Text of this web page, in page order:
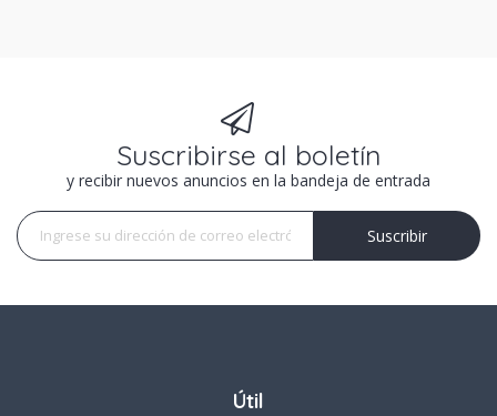
Suscribirse al boletín
y recibir nuevos anuncios en la bandeja de entrada
Suscribir
Útil